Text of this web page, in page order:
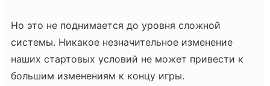
Но это не поднимается до уровня сложной
системы. Никакое незначительное изменение
наших стартовых условий не может привести к
большим изменениям к концу игры.